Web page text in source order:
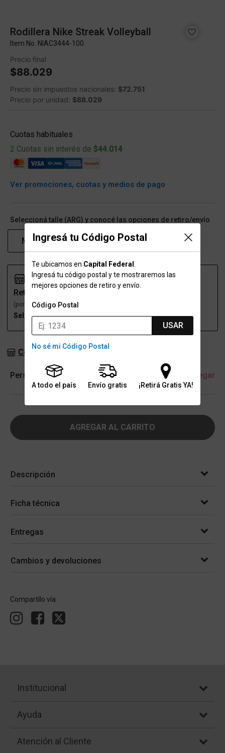
Ingresá tu Código Postal
Te ubicamos en Capital Federal
Ingresá tu código postal y te mostraremos las
mejores opciones de retiro y envío.
Código Postal
USAR
No sé mi Código Postal
A todo el país Envío gratis ¡Retirá Gratis YA!
Rodillera Nike Streak Volleyball
Item No. NIAC3444-100
Precio final
$88.029
Precio sin impuestos nacionales: $72.751
Precio por unidad: $88.029
Cuotas habituales
2 Cuotas sin interés de $44.014
Ver promociones, cuotas y medios de pago
Seleccioná talle (ARG) y conocé las opciones de retiro/envío
M-L XL-XXL
Retiro
(por una sucursal)
Seleccioná talle Seleccioná talle
Consultar stock en sucursales
Personalización + Agregar
AGREGAR AL CARRITO
Descripción
Ficha técnica
Entregas
Cambios y devoluciones
Compartílo vía
Institucional
Ayuda
Atención al Cliente